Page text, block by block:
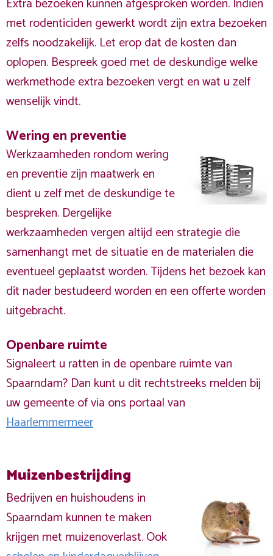
met rodenticiden gewerkt wordt zijn extra bezoeken
zelfs noodzakelijk. Let erop dat de kosten dan
oplopen. Bespreek goed met de deskundige welke
werkmethode extra bezoeken vergt en wat u zelf
wenselijk vindt.
Wering en preventie
Werkzaamheden rondom wering
en preventie zijn maatwerk en
dient u zelf met de deskundige te
bespreken. Dergelijke
werkzaamheden vergen altijd een strategie die
samenhangt met de situatie en de materialen die
eventueel geplaatst worden. Tijdens het bezoek kan
dit nader bestudeerd worden en een offerte worden
uitgebracht.
Openbare ruimte
Signaleert u ratten in de openbare ruimte van
Spaarndam? Dan kunt u dit rechtstreeks melden bij
uw gemeente of via ons portaal van
Haarlemmermeer
Muizenbestrijding
Bedrijven en huishoudens in
Spaarndam kunnen te maken
krijgen met muizenoverlast. Ook